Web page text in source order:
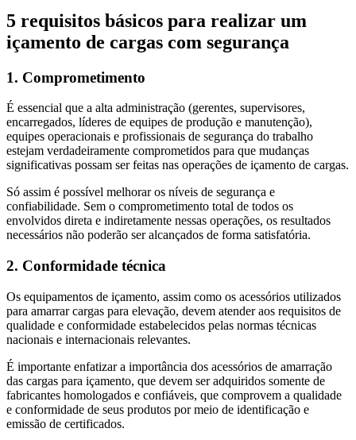
5 requisitos básicos para realizar um
içamento de cargas com segurança
1. Comprometimento
É essencial que a alta administração (gerentes, supervisores,
encarregados, líderes de equipes de produção e manutenção),
equipes operacionais e profissionais de segurança do trabalho
estejam verdadeiramente comprometidos para que mudanças
significativas possam ser feitas nas operações de içamento de cargas.
Só assim é possível melhorar os níveis de segurança e
confiabilidade. Sem o comprometimento total de todos os
envolvidos direta e indiretamente nessas operações, os resultados
necessários não poderão ser alcançados de forma satisfatória.
2. Conformidade técnica
Os equipamentos de içamento, assim como os acessórios utilizados
para amarrar cargas para elevação, devem atender aos requisitos de
qualidade e conformidade estabelecidos pelas normas técnicas
nacionais e internacionais relevantes.
É importante enfatizar a importância dos acessórios de amarração
das cargas para içamento, que devem ser adquiridos somente de
fabricantes homologados e confiáveis, que comprovem a qualidade
e conformidade de seus produtos por meio de identificação e
emissão de certificados.